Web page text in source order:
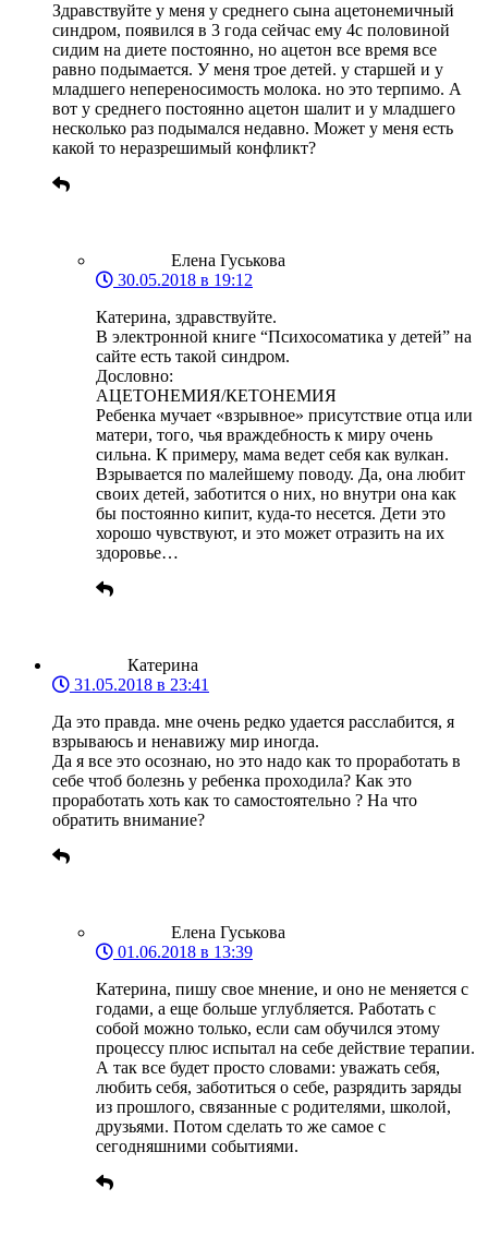
Здравствуйте у меня у среднего сына ацетонемичный
синдром, появился в 3 года сейчас ему 4с половиной
сидим на диете постоянно, но ацетон все время все
равно подымается. У меня трое детей. у старшей и у
младшего непереносимость молока. но это терпимо. А
вот у среднего постоянно ацетон шалит и у младшего
несколько раз подымался недавно. Может у меня есть
какой то неразрешимый конфликт?
Елена Гуськова
30.05.2018 в 19:12
Катерина, здравствуйте.
В электронной книге “Психосоматика у детей” на
сайте есть такой синдром.
Дословно:
АЦЕТОНЕМИЯ/КЕТОНЕМИЯ
Ребенка мучает «взрывное» присутствие отца или
матери, того, чья враждебность к миру очень
сильна. К примеру, мама ведет себя как вулкан.
Взрывается по малейшему поводу. Да, она любит
своих детей, заботится о них, но внутри она как
бы постоянно кипит, куда-то несется. Дети это
хорошо чувствуют, и это может отразить на их
здоровье…
Катерина
31.05.2018 в 23:41
Да это правда. мне очень редко удается расслабится, я
взрываюсь и ненавижу мир иногда.
Да я все это осознаю, но это надо как то проработать в
себе чтоб болезнь у ребенка проходила? Как это
проработать хоть как то самостоятельно ? На что
обратить внимание?
Елена Гуськова
01.06.2018 в 13:39
Катерина, пишу свое мнение, и оно не меняется с
годами, а еще больше углубляется. Работать с
собой можно только, если сам обучился этому
процессу плюс испытал на себе действие терапии.
А так все будет просто словами: уважать себя,
любить себя, заботиться о себе, разрядить заряды
из прошлого, связанные с родителями, школой,
друзьями. Потом сделать то же самое с
сегодняшними событиями.